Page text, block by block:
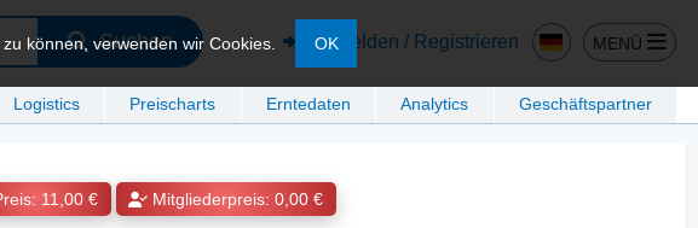
Suchen Anmelden / Registrieren MENÜ
Logistics Preischarts Erntedaten Analytics Geschäftspartner
können, verwenden wir Cookies. OK
11,00 € Mitgliederpreis: 0,00 €